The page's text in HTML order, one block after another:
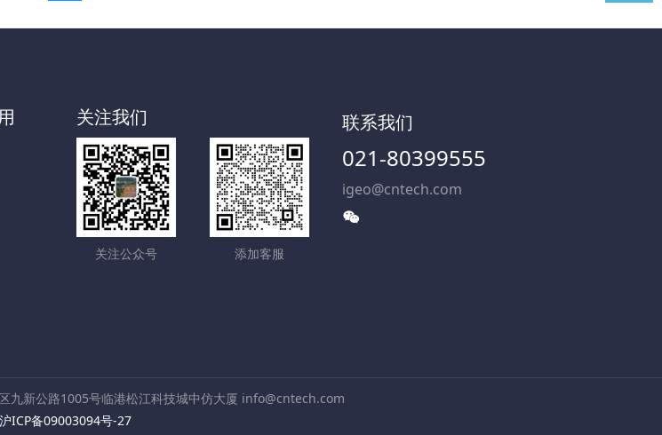
关注我们
关注公众号 添加客服
联系我们
021-80399555
igeo@cntech.com
九新公路1005号临港松江科技城中仿大厦 info@cntech.com
沪ICP备09003094号-27
线
微信客